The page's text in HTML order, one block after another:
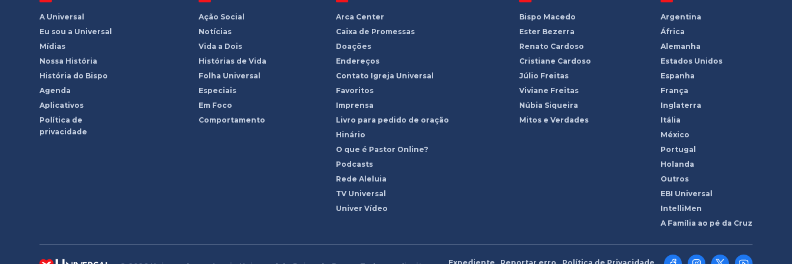
A Universal
Eu sou a Universal
Mídias
Nossa História
História do Bispo
Agenda
Aplicativos
Política de
privacidade
Ação Social
Notícias
Vida a Dois
Histórias de Vida
Folha Universal
Especiais
Em Foco
Comportamento
Arca Center
Caixa de Promessas
Doações
Endereços
Contato Igreja Universal
Favoritos
Imprensa
Livro para pedido de oração
Hinário
O que é Pastor Online?
Podcasts
Rede Aleluia
TV Universal
Univer Vídeo
Bispo Macedo
Ester Bezerra
Renato Cardoso
Cristiane Cardoso
Júlio Freitas
Viviane Freitas
Núbia Siqueira
Mitos e Verdades
Argentina
África
Alemanha
Estados Unidos
Espanha
França
Inglaterra
Itália
México
Portugal
Holanda
Outros
EBI Universal
IntelliMen
A Família ao pé da Cruz